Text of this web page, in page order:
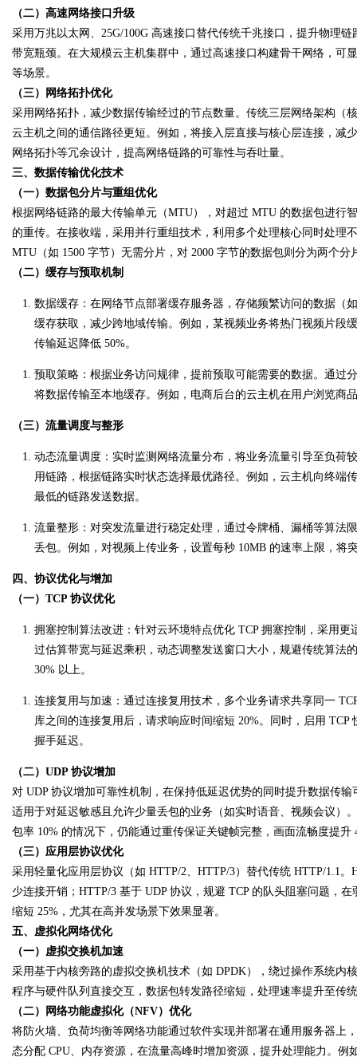
d
（二）高速网络接口升级
采用万兆以太网、25G/100G 高速接口替代传统千兆接口，提升物理
带宽瓶颈。在大规模云主机集群中，通过高速接口构建骨干网络，可
等场景。
（三）网络拓扑优化
采用网络拓扑，减少数据传输经过的节点数量。传统三层网络架构（
云主机之间的通信路径更短。例如，将接入层直接与核心层连接，减
网络拓扑等冗余设计，提高网络链路的可靠性与吞吐量。
三、数据传输优化技术
（一）数据包分片与重组优化
根据网络链路的最大传输单元（MTU），对超过 MTU 的数据包进行
的重传。在接收端，采用并行重组技术，利用多个处理核心同时处理
MTU（如 1500 字节）无需分片，对 2000 字节的数据包则分为两个
（二）缓存与预取机制
数据缓存 ：在网络节点部署缓存服务器，存储频繁访问的数据
缓存获取，减少跨地域传输。例如，某视频业务将热门视频片段
传输延迟降低 50%。
预取策略 ：根据业务访问规律，提前预取可能需要的数据。通
将数据传输至本地缓存。例如，电商后台的云主机在用户浏览商
（三）流量调度与整形
动态流量调度 ：实时监测网络流量分布，将业务流量引导至负荷
用链路，根据链路实时状态选择最优路径。例如，云主机向终端
最低的链路发送数据。
流量整形 ：对突发流量进行稳定处理，通过令牌桶、漏桶等算
丢包。例如，对视频上传业务，设置每秒 10MB 的速率上限，将
四、协议优化与增加
（一）TCP 协议优化
拥塞控制算法改进 ：针对云环境特点优化 TCP 拥塞控制，采用
过估算带宽与延迟乘积，动态调整发送窗口大小，规避传统算法
30% 以上。
连接复用与加速 ：通过连接复用技术，多个业务请求共享同一
库之间的连接复用后，请求响应时间缩短 20%。同时，启用
握手延迟。
（二）UDP 协议增加
对 UDP 协议增加可靠性机制，在保持低延迟优势的同时提升数据传
适用于对延迟敏感且允许少量丢包的业务（如实时语音、视频会议）
包率 10% 的情况下，仍能通过重传保证关键帧完整，画面流畅度提升
（三）应用层协议优化
采用轻量化应用层协议（如 HTTP/2、HTTP/3）替代传统 HTTP/1.1
少连接开销；HTTP/3 基于 UDP 协议，规避 TCP 的队头阻塞问题，
缩短 25%，尤其在高并发场景下效果显著。
五、虚拟化网络优化
（一）虚拟交换机加速
采用基于内核旁路的虚拟交换机技术（如 DPDK），绕过操作系统内
程序与硬件队列直接交互，数据包转发路径缩短，处理速率提升至传
（二）网络功能虚拟化（NFV）优化
将防火墙、负荷均衡等网络功能通过软件实现并部署在通用服务器上
态分配 CPU、内存资源，在流量高峰时增加资源，提升处理能力。